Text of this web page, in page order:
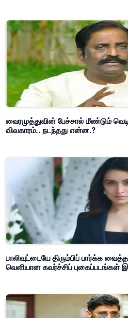
வைரமுத்துவின் பேச்சால் மீண்டும்
விவகாரம்.. நடந்தது என்ன.?
பாலிவுட்டையே திரும்பிப் பார்க்க
வெளியான கவர்ச்சிப் புகைப்படங்கள்